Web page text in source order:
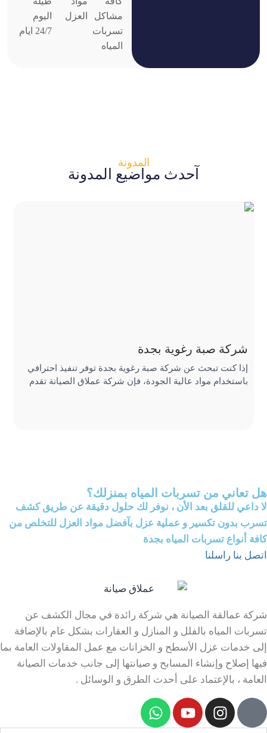
مشاكل
تسربات
المياه
العزل
اليوم
24/7 ايام
المدونة
آحدث مواضيع المدونة
شركة صبة رغوية بجدة
إذا كنت تبحث عن شركة صبة رغوية بجدة توفر تنفيذ احترافي
باستخدام مواد عالية الجودة، فإن شركة عملاق الصيانة تقدم
هل تعاني من تسربات المياه بمنزلك؟
لا داعي للقلق بعد الأن ، نوفر لك حلول دقيقة عن طريق كشف
تسرب بدون تكسير و عملية عزل بآفضل مواد العزل للتخلص من
كافة أنواع تسربات المياه بجدة
اتصل بنا راسلنا
شركة عمالقة الصيانة هي شركة رائدة في مجال الكشف عن
تسربات المياه بالفلل و المنازل و العقارات بشكل عام بالإضافة
إلى خدمات عزل الأسطح و الخزانات مع عمل المقاولات العامة بما
فيها إصلاح وإنشاء المسابح و صيانتها إلى جانب خدمات الصيانة
العامة ، بالإعتماد على أحدث الطرق و الوسائل .